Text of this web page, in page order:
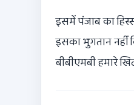
इसमें पंजाब का
इसका भुगतान नहीं
बीबीएमबी हमारे